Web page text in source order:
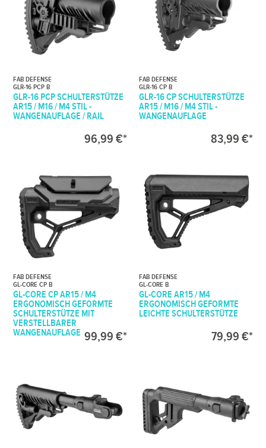
FAB DEFENSE
GLR-16 PCP B
GLR-16 PCP SCHULTERSTÜTZE
AR15 / M16 / M4 STIL -
WANGENAUFLAGE / RAIL
96,99 €*
FAB DEFENSE
GLR-16 CP B
GLR-16 CP SCHULTERSTÜTZE
AR15 / M16 / M4 STIL -
WANGENAUFLAGE
83,99 €*
FAB DEFENSE
GL-CORE CP B
GL-CORE CP AR15 / M4
ERGONOMISCH GEFORMTE
SCHULTERSTÜTZE MIT
VERSTELLBARER
WANGENAUFLAGE 99,99 €*
FAB DEFENSE
GL-CORE B
GL-CORE AR15 / M4
ERGONOMISCH GEFORMTE
LEICHTE SCHULTERSTÜTZE
79,99 €*